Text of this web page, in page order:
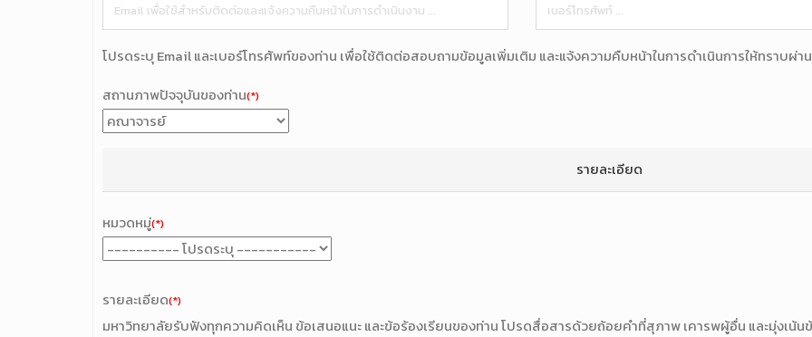
โปรดระบุ Email และเบอร์โทรศัพท์ของท่าน เพื่อใช้ติดต่อสอบถามข้อมูลเพิ่มเติม และแจ้งความคืบหน้าในการดำเนินการให้ทราบผ่า
สถานภาพปัจจุบันของท่าน(*)
รายละเอียด
หมวดหมู่(*)
รายละเอียด(*)
มหาวิทยาลัยรับฟังทุกความคิดเห็น ข้อเสนอแนะ และข้อร้องเรียนของท่าน โปรดสื่อสารด้วยถ้อยคำที่สุภาพ เคารพผู้อื่น และมุ่งเน้น